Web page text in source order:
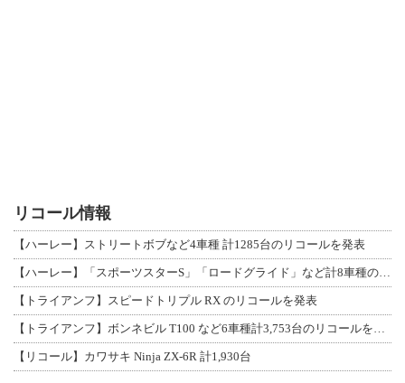
リコール情報
【ハーレー】ストリートボブなど4車種 計1285台のリコールを発表
【トライアンフ】スピードトリプル RX のリコールを発表
【リコール】カワサキ Ninja ZX-6R 計1,930台